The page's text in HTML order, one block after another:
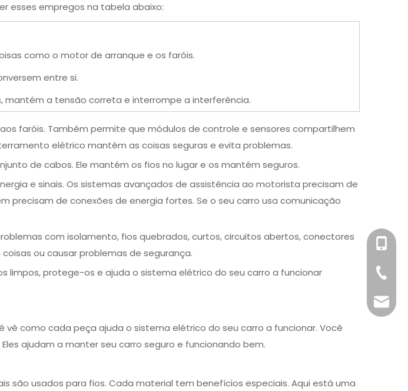
esses empregos na tabela abaixo:
como o motor de arranque e os faróis.
entre si.
mantém a tensão correta e interrompe a interferência.
faróis. Também permite que módulos de controle e sensores compartilhem
elétrico mantém as coisas seguras e evita problemas.
de cabos. Ele mantém os fios no lugar e os mantém seguros.
e sinais. Os sistemas avançados de assistência ao motorista precisam de
precisam de conexões de energia fortes. Se o seu carro usa comunicação
com isolamento, fios quebrados, curtos, circuitos abertos, conectores
ou causar problemas de segurança.
protege-os e ajuda o sistema elétrico do seu carro a funcionar
como cada peça ajuda o sistema elétrico do seu carro a funcionar. Você
ajudam a manter seu carro seguro e funcionando bem.
são usados ​​para fios. Cada material tem benefícios especiais. Aqui está uma
+86-
+86-